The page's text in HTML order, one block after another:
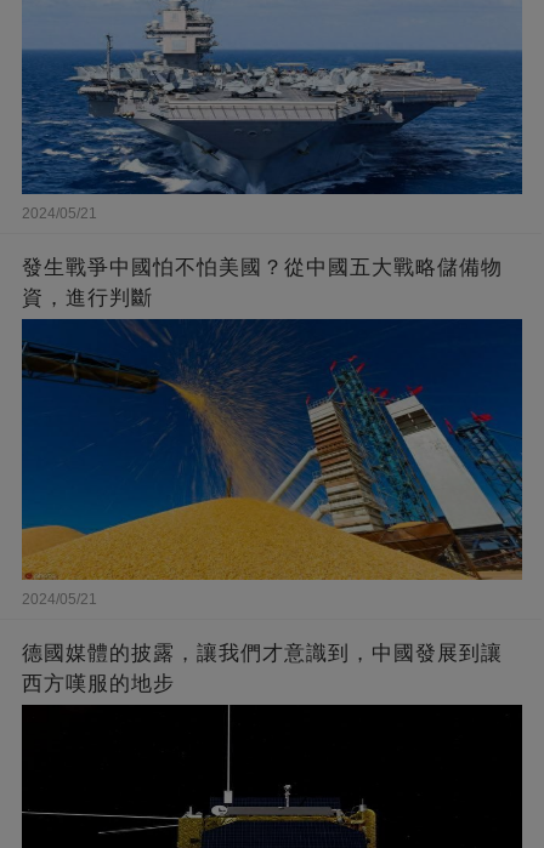
2024/05/21
發生戰爭中國怕不怕美國？從中國五大戰略儲備物
資，進行判斷
2024/05/21
德國媒體的披露，讓我們才意識到，中國發展到讓
西方嘆服的地步